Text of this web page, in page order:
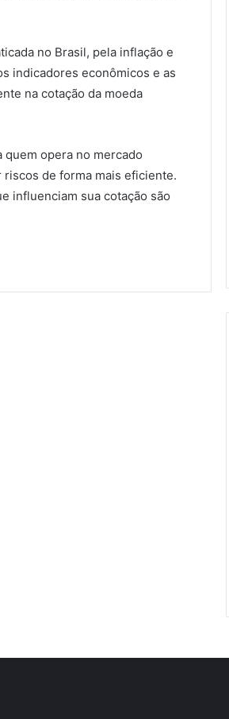
no Brasil, pela inflação e
indicadores econômicos e as
na cotação da moeda
quem opera no mercado
de forma mais eficiente.
influenciam sua cotação são